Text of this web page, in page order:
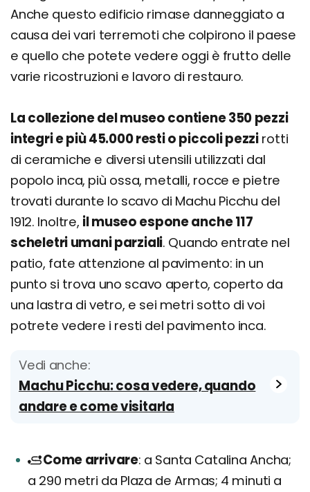
Anche questo edificio rimase danneggiato a
causa dei vari terremoti che colpirono il paese
e quello che potete vedere oggi è frutto delle
varie ricostruzioni e lavoro di restauro.
La collezione del museo contiene 350 pezzi
integri e più 45.000 resti o piccoli pezzi rotti
di ceramiche e diversi utensili utilizzati dal
popolo inca, più ossa, metalli, rocce e pietre
trovati durante lo scavo di Machu Picchu del
1912. Inoltre, il museo espone anche 117
scheletri umani parziali. Quando entrate nel
patio, fate attenzione al pavimento: in un
punto si trova uno scavo aperto, coperto da
una lastra di vetro, e sei metri sotto di voi
potrete vedere i resti del pavimento inca.
Vedi anche:
Machu Picchu: cosa vedere, quando
andare e come visitarla
Come arrivare a Santa Catalina Ancha;
a 290 metri da Plaza de Armas; 4 minuti a